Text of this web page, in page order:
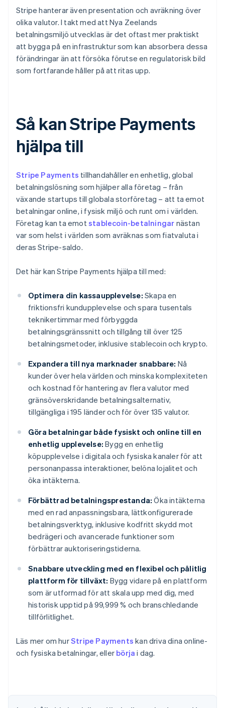
Stripe hanterar även presentation och avräkning över
olika valutor. I takt med att Nya Zeelands
betalningsmiljö utvecklas är det oftast mer praktiskt
att bygga på en infrastruktur som kan absorbera dessa
förändringar än att försöka förutse en regulatorisk bild
som fortfarande håller på att ritas upp.
Så kan Stripe Payments
hjälpa till
Stripe Payments tillhandahåller en enhetlig, global
betalningslösning som hjälper alla företag – från
växande startups till globala storföretag – att ta emot
betalningar online, i fysisk miljö och runt om i världen.
Företag kan ta emotstablecoin-betalningar nästan
var som helst i världen som avräknas som fiatvaluta i
deras Stripe-saldo.
Det här kan Stripe Payments hjälpa till med:
Optimera din kassaupplevelse: Skapa en
friktionsfri kundupplevelse och spara tusentals
teknikertimmar med förbyggda
betalningsgränssnitt och tillgång till över 125
betalningsmetoder, inklusive stablecoin och krypto.
Expandera till nya marknader snabbare: Nå
kunder över hela världen och minska komplexiteten
och kostnad för hantering av flera valutor med
gränsöverskridande betalningsalternativ,
tillgängliga i 195 länder och för över 135 valutor.
Göra betalningar både fysiskt och online till en
enhetlig upplevelse: Bygg en enhetlig
köpupplevelse i digitala och fysiska kanaler för att
personanpassa interaktioner, belöna lojalitet och
öka intäkterna.
Förbättrad betalningsprestanda: Öka intäkterna
med en rad anpassningsbara, lättkonfigurerade
betalningsverktyg, inklusive kodfritt skydd mot
bedrägeri och avancerade funktioner som
förbättrar auktoriseringstiderna.
Snabbare utveckling med en flexibel och pålitlig
plattform för tillväxt: Bygg vidare på en plattform
som är utformad för att skala upp med dig, med
historisk upptid på 99,999 % och branschledande
tillförlitlighet.
Läs mer om hurStripe Payments kan driva dina online-
och fysiska betalningar, eller börja i dag.
Australien
Brasilien